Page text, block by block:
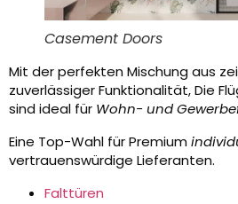
Casement Doors
Mit der perfekten Mischung aus
zuverlässiger Funktionalität, Die
sind ideal für Wohn- und
Eine Top-Wahl für Premium
vertrauenswürdige Lieferanten.
Falttüren